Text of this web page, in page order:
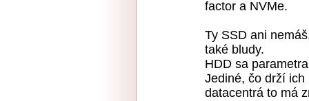
factor a NVMe.
Ty SSD ani
také bludy.
HDD sa
Jediné, čo drží ich
datacentrá to má